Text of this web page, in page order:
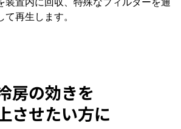
再生します。
房の効きを
させたい方に